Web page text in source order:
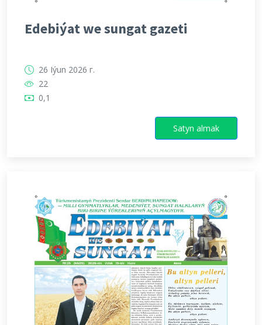
Edebiýat we sungat gazeti
26 Iýun 2026 г.
22
0,1
Satyn almak